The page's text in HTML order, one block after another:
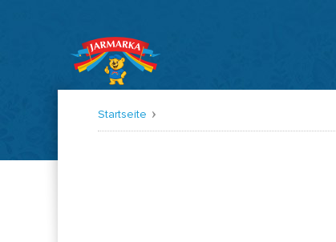
Startseite